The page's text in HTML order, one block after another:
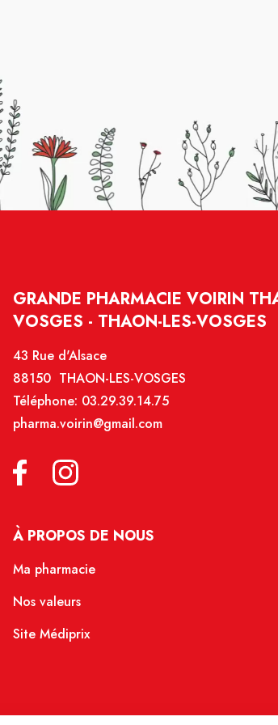
GRANDE PHARMACIE VOIRIN
VOSGES - THAON-LES-VOSGES
43 Rue d'Alsace
88150 THAON-LES-VOSGES
Téléphone: 03.29.39.14.75
pharma.voirin@gmail.com
À PROPOS DE NOUS
Ma pharmacie
Nos valeurs
Site Médiprix